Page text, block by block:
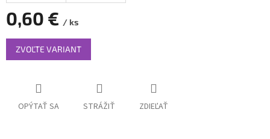
0,60 € / ks
Jednotková
cena:
ZVOĽTE VARIANT
OPÝTAŤ SA STRÁŽIŤ ZDIEĽAŤ